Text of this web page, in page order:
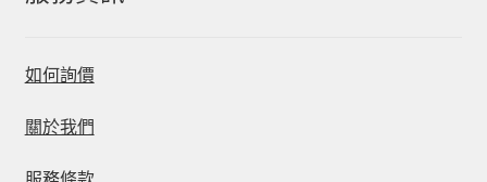
如何詢價
關於我們